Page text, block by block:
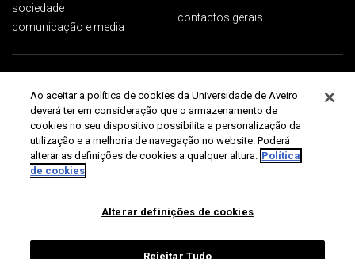
sociedade
comunicação e media
contactos gerais
Universidade de Aveiro 2026
Ao aceitar a política de cookies da Universidade de Aveiro
deverá ter em consideração que o armazenamento de
cookies no seu dispositivo possibilita a personalização da
utilização e a melhoria de navegação no website. Poderá
alterar as definições de cookies a qualquer altura. Política
de cookies
Alterar definições de cookies
Rejeitar Tudo